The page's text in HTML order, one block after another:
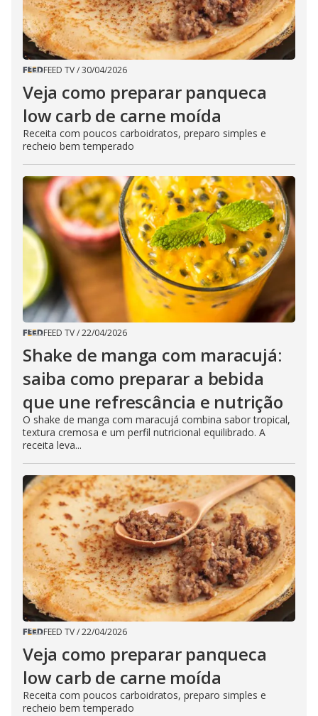
FEED TV/30/04/2026
Veja como preparar panqueca
low carb de carne moída
Receita com poucos carboidratos, preparo simples e
recheio bem temperado
FEED TV/22/04/2026
Shake de manga com maracujá:
saiba como preparar a bebida
que une refrescância e nutrição
O shake de manga com maracujá combina sabor tropical,
textura cremosa e um perfil nutricional equilibrado. A
receita leva...
FEED TV/22/04/2026
Veja como preparar panqueca
low carb de carne moída
Receita com poucos carboidratos, preparo simples e
recheio bem temperado